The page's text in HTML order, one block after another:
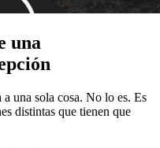
una
una sola cosa. No lo es. Es
distintas que tienen que